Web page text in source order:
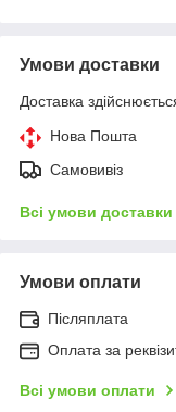
Умови доставки
Доставка
Нова Пошта
Самовивіз
Всі умови доставки
Умови оплати
Післяплата
Оплата за
Всі умови оплати